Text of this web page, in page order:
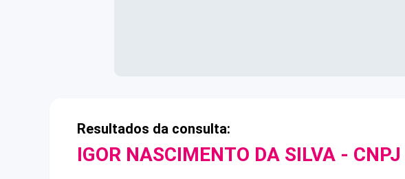
Resultados da consulta:
IGOR NASCIMENTO DA SILVA - CNPJ